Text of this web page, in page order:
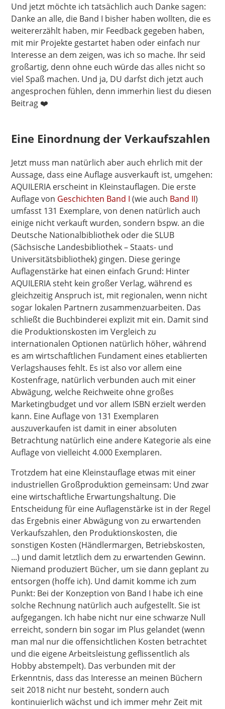
Und jetzt möchte ich tatsächlich auch Danke sagen:
Danke an alle, die Band I bisher haben wollten, die es
weitererzählt haben, mir Feedback gegeben haben,
mit mir Projekte gestartet haben oder einfach nur
Interesse an dem zeigen, was ich so mache. Ihr seid
großartig, denn ohne euch würde das alles nicht so
viel Spaß machen. Und ja, DU darfst dich jetzt auch
angesprochen fühlen, denn immerhin liest du diesen
Beitrag ❤️
Eine Einordnung der Verkaufszahlen
Jetzt muss man natürlich aber auch ehrlich mit der
Aussage, dass eine Auflage ausverkauft ist, umgehen:
AQUILERIA erscheint in Kleinstauflagen. Die erste
Auflage von Geschichten Band I (wie auch Band II)
umfasst 131 Exemplare, von denen natürlich auch
einige nicht verkauft wurden, sondern bspw. an die
Deutsche Nationalbibliothek oder die SLUB
(Sächsische Landesbibliothek – Staats- und
Universitätsbibliothek) gingen. Diese geringe
Auflagenstärke hat einen einfach Grund: Hinter
AQUILERIA steht kein großer Verlag, während es
gleichzeitig Anspruch ist, mit regionalen, wenn nicht
sogar lokalen Partnern zusammenzuarbeiten. Das
schließt die Buchbinderei explizit mit ein. Damit sind
die Produktionskosten im Vergleich zu
internationalen Optionen natürlich höher, während
es am wirtschaftlichen Fundament eines etablierten
Verlagshauses fehlt. Es ist also vor allem eine
Kostenfrage, natürlich verbunden auch mit einer
Abwägung, welche Reichweite ohne großes
Marketingbudget und vor allem ISBN erzielt werden
kann. Eine Auflage von 131 Exemplaren
auszuverkaufen ist damit in einer absoluten
Betrachtung natürlich eine andere Kategorie als eine
Auflage von vielleicht 4.000 Exemplaren.
Trotzdem hat eine Kleinstauflage etwas mit einer
industriellen Großproduktion gemeinsam: Und zwar
eine wirtschaftliche Erwartungshaltung. Die
Entscheidung für eine Auflagenstärke ist in der Regel
das Ergebnis einer Abwägung von zu erwartenden
Verkaufszahlen, den Produktionskosten, die
sonstigen Kosten (Händlermargen, Betriebskosten,
...) und damit letztlich dem zu erwartenden Gewinn.
Niemand produziert Bücher, um sie dann geplant zu
entsorgen (hoffe ich). Und damit komme ich zum
Punkt: Bei der Konzeption von Band I habe ich eine
solche Rechnung natürlich auch aufgestellt. Sie ist
aufgegangen. Ich habe nicht nur eine schwarze Null
erreicht, sondern bin sogar im Plus gelandet (wenn
man mal nur die offensichtlichen Kosten betrachtet
und die eigene Arbeitsleistung geflissentlich als
Hobby abstempelt). Das verbunden mit der
Erkenntnis, dass das Interesse an meinen Büchern
seit 2018 nicht nur besteht, sondern auch
kontinuierlich wächst und ich immer mehr Zeit mit